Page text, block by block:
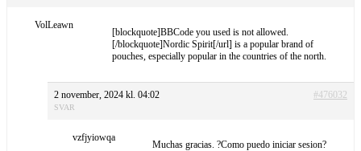
VolLeawn
[blockquote]BBCode you used is not allowed.
[/blockquote]Nordic Spirit[/url] is a popular brand of
pouches, especially popular in the countries of the north.
2 november, 2024 kl. 04:02 #476032
SVAR
vzfjyiowqa
Muchas gracias. ?Como puedo iniciar sesion?